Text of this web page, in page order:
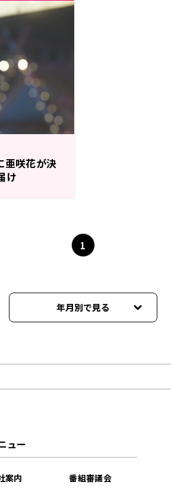
咲花が決
け
1
年月別で見る
2022年10月
2022年09月
ュー
案内 番組審議会